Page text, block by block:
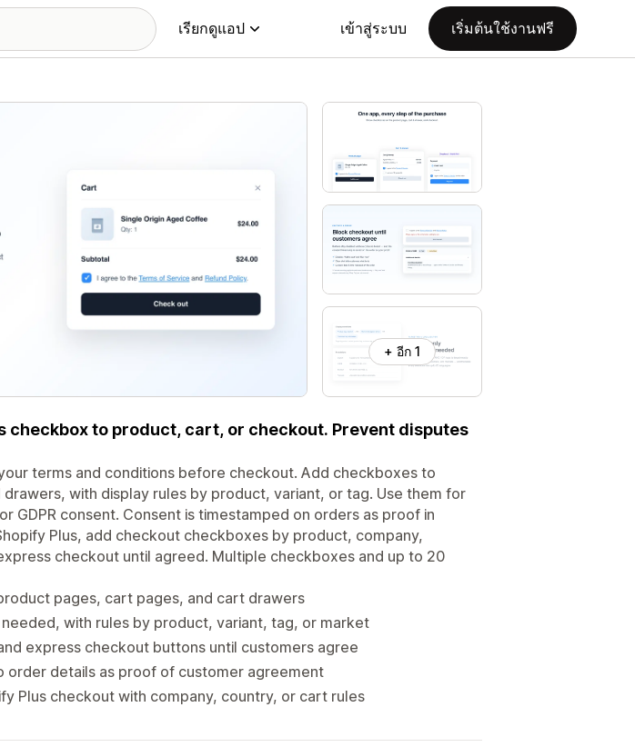
เรียกดูแอป เข้าสู่ระบบ เริ่มต้นใช้งานฟรี
+ อีก 1
checkbox to product, cart, or checkout. Prevent disputes
terms and conditions before checkout. Add checkboxes to
with display rules by product, variant, or tag. Use them for
GDPR consent. Consent is timestamped on orders as proof in
Plus, add checkout checkboxes by product, company,
checkout until agreed. Multiple checkboxes and up to 20
pages, cart pages, and cart drawers
with rules by product, variant, tag, or market
express checkout buttons until customers agree
order details as proof of customer agreement
Plus checkout with company, country, or cart rules